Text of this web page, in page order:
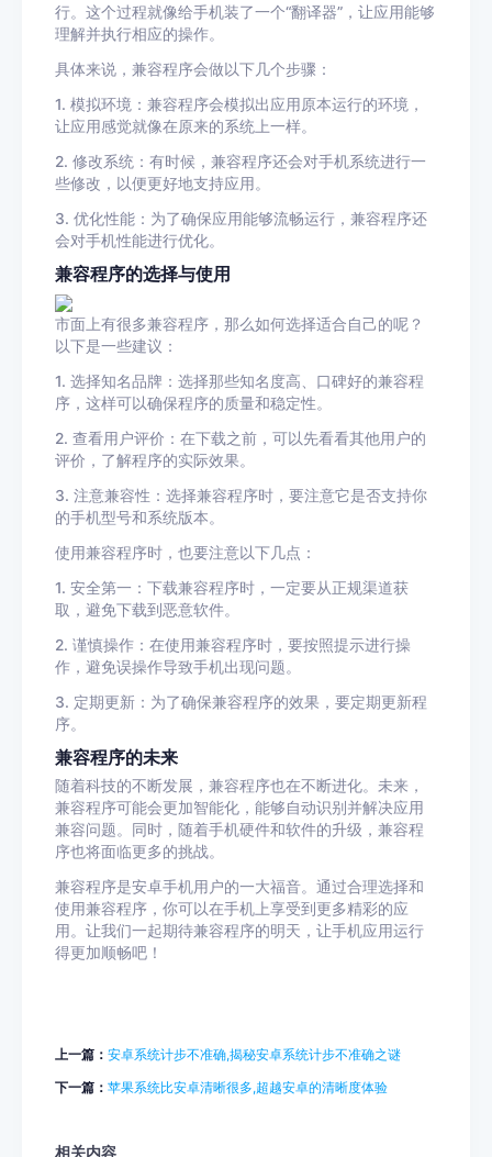
行。这个过程就像给手机装了一个“翻译器”，让应用能够
理解并执行相应的操作。
具体来说，兼容程序会做以下几个步骤：
1. 模拟环境：兼容程序会模拟出应用原本运行的环境，
让应用感觉就像在原来的系统上一样。
2. 修改系统：有时候，兼容程序还会对手机系统进行一
些修改，以便更好地支持应用。
3. 优化性能：为了确保应用能够流畅运行，兼容程序还
会对手机性能进行优化。
兼容程序的选择与使用
市面上有很多兼容程序，那么如何选择适合自己的呢？
以下是一些建议：
1. 选择知名品牌：选择那些知名度高、口碑好的兼容程
序，这样可以确保程序的质量和稳定性。
2. 查看用户评价：在下载之前，可以先看看其他用户的
评价，了解程序的实际效果。
3. 注意兼容性：选择兼容程序时，要注意它是否支持你
的手机型号和系统版本。
使用兼容程序时，也要注意以下几点：
1. 安全第一：下载兼容程序时，一定要从正规渠道获
取，避免下载到恶意软件。
2. 谨慎操作：在使用兼容程序时，要按照提示进行操
作，避免误操作导致手机出现问题。
3. 定期更新：为了确保兼容程序的效果，要定期更新程
序。
兼容程序的未来
随着科技的不断发展，兼容程序也在不断进化。未来，
兼容程序可能会更加智能化，能够自动识别并解决应用
兼容问题。同时，随着手机硬件和软件的升级，兼容程
序也将面临更多的挑战。
兼容程序是安卓手机用户的一大福音。通过合理选择和
使用兼容程序，你可以在手机上享受到更多精彩的应
用。让我们一起期待兼容程序的明天，让手机应用运行
得更加顺畅吧！
上一篇： 安卓系统计步不准确,揭秘安卓系统计步不准确之谜
下一篇： 苹果系统比安卓清晰很多,超越安卓的清晰度体验
相关内容